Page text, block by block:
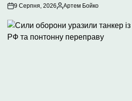
9 Серпня, 2026
Опубліковано
Артем Бойко